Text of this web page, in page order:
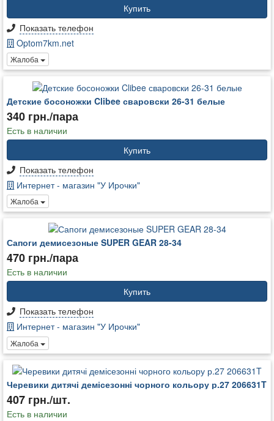
Купить
Показать телефон
Optom7km.net
Жалоба
Детские босоножки Clibee сваровски 26-31 белые
340 грн./пара
Есть в наличии
Купить
Показать телефон
Интернет - магазин "У Ирочки"
Жалоба
Сапоги демисезоные SUPER GEAR 28-34
470 грн./пара
Есть в наличии
Купить
Показать телефон
Интернет - магазин "У Ирочки"
Жалоба
Черевики дитячі демісезонні чорного кольору р.27 206631T
407 грн./шт.
Есть в наличии